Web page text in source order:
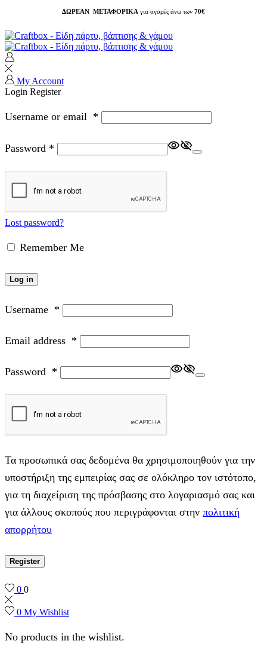
ΔΩΡΕΑΝ ΜΕΤΑΦΟΡΙΚΑ για αγορές άνω των 70€
My Account
Login Register
Username or email *
Password *
Lost password?
Remember Me
Log in
Username *
Email address *
Password *
Τα προσωπικά σας δεδομένα θα χρησιμοποιηθούν για την
υποστήριξη της εμπειρίας σας σε ολόκληρο τον ιστότοπο,
για τη διαχείριση της πρόσβασης στο λογαριασμό σας και
για άλλους σκοπούς που περιγράφονται στην πολιτική
απορρήτου
Register
0 0
0 My Wishlist
No products in the wishlist.